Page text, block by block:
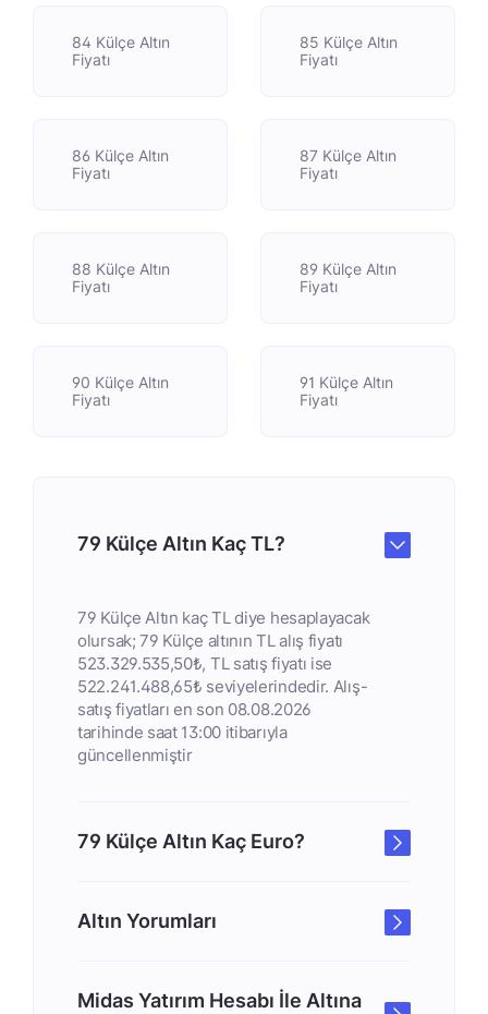
84 Külçe Altın
Fiyatı
85 Külçe Altın
Fiyatı
86 Külçe Altın
Fiyatı
87 Külçe Altın
Fiyatı
88 Külçe Altın
Fiyatı
89 Külçe Altın
Fiyatı
90 Külçe Altın
Fiyatı
91 Külçe Altın
Fiyatı
79 Külçe Altın Kaç TL?
79 Külçe Altın kaç TL diye hesaplayacak
olursak; 79 Külçe altının TL alış fiyatı
523.329.535,50₺, TL satış fiyatı ise
522.241.488,65₺ seviyelerindedir. Alış-
satış fiyatları en son 08.08.2026
tarihinde saat 13:00 itibarıyla
güncellenmiştir
79 Külçe Altın Kaç Euro?
Altın Yorumları
Midas Yatırım Hesabı İle Altına